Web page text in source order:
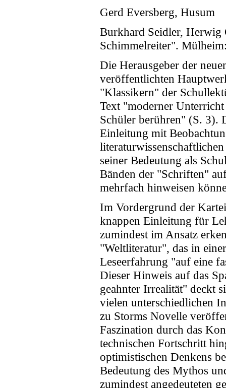
Gerd Eversberg, Husum
Burkhard Seidler, Herwig
Schimmelreiter".
Die Herausgeber der
veröffentlichten
"Klassikern" der
Text "moderner
Schüler berühren" (S. 3).
Einleitung mit
seiner Bedeutung als
Bänden der "Schriften"
mehrfach hinweisen
Im Vordergrund der
knappen Einleitung für
zumindest im Ansatz
"Weltliteratur", das in
Leseerfahrung "auf eine
Dieser Hinweis auf das
geahnter Irrealität" deckt
vielen unterschiedlichen
zu Storms Novelle
Faszination durch das
technischen Fortschritt
optimistischen Denkens
Bedeutung des Mythos
zumindest angedeuteten